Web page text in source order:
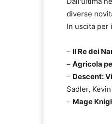
diverse
In uscita per
– Il Re dei
– Agricola
– Descent:
Sadler,
– Mage